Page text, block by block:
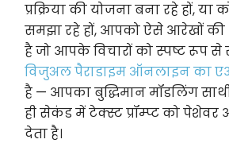
प्रक्रिया की योजना बना रहे हों, या
समझा रहे हों, आपको ऐसे आरेखों की
है जो आपके विचारों को स्पष्ट रूप से
विजुअल पैराडाइम ऑनलाइन का
है — आपका बुद्धिमान मॉडलिंग
ही सेकंड में टेक्स्ट प्रॉम्प्ट को
देता है।